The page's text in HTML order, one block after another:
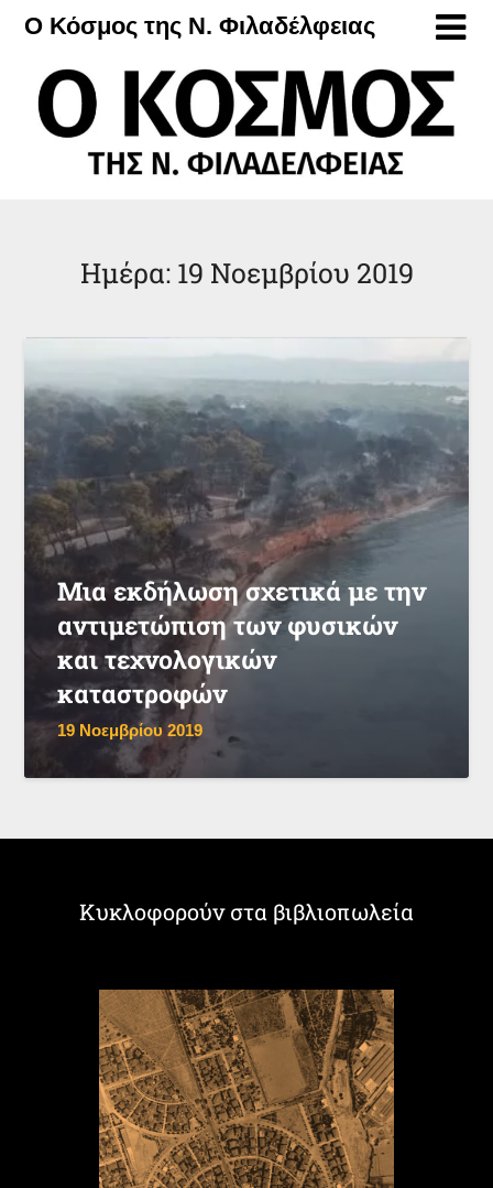
Μετάβαση
περιεχόμενο
Ο Κόσμος της Ν. Φιλαδέλφειας
Ημέρα: 19 Νοεμβρίου 2019
Μια εκδήλωση σχετικά με την
αντιμετώπιση των φυσικών
και τεχνολογικών
καταστροφών
19 Νοεμβρίου 2019
Κυκλοφορούν στα βιβλιοπωλεία